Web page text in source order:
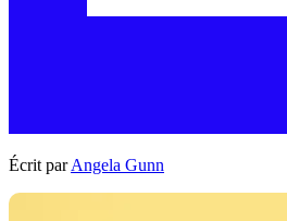
Écrit par Angela Gunn